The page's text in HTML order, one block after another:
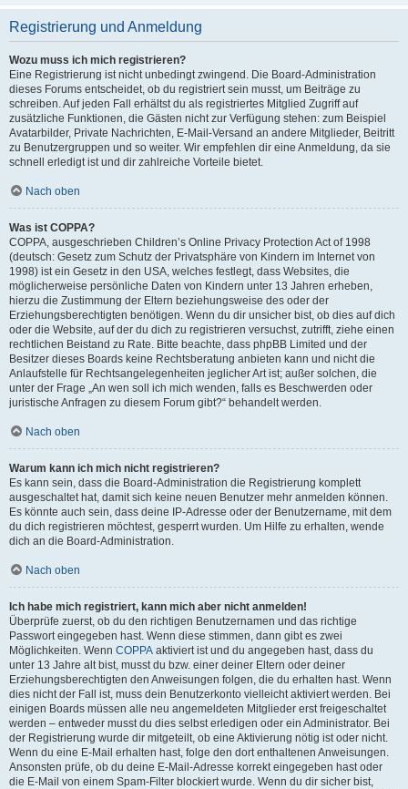
Registrierung und Anmeldung
Wozu muss ich mich registrieren?
Eine Registrierung ist nicht unbedingt zwingend. Die Board-Administration
dieses Forums entscheidet, ob du registriert sein musst, um Beiträge zu
schreiben. Auf jeden Fall erhältst du als registriertes Mitglied Zugriff auf
zusätzliche Funktionen, die Gästen nicht zur Verfügung stehen: zum Beispiel
Avatarbilder, Private Nachrichten, E-Mail-Versand an andere Mitglieder, Beitritt
zu Benutzergruppen und so weiter. Wir empfehlen dir eine Anmeldung, da sie
schnell erledigt ist und dir zahlreiche Vorteile bietet.
Nach oben
Was ist COPPA?
COPPA, ausgeschrieben Children’s Online Privacy Protection Act of 1998
(deutsch: Gesetz zum Schutz der Privatsphäre von Kindern im Internet von
1998) ist ein Gesetz in den USA, welches festlegt, dass Websites, die
möglicherweise persönliche Daten von Kindern unter 13 Jahren erheben,
hierzu die Zustimmung der Eltern beziehungsweise des oder der
Erziehungsberechtigten benötigen. Wenn du dir unsicher bist, ob dies auf dich
oder die Website, auf der du dich zu registrieren versuchst, zutrifft, ziehe einen
rechtlichen Beistand zu Rate. Bitte beachte, dass phpBB Limited und der
Besitzer dieses Boards keine Rechtsberatung anbieten kann und nicht die
Anlaufstelle für Rechtsangelegenheiten jeglicher Art ist; außer solchen, die
unter der Frage „An wen soll ich mich wenden, falls es Beschwerden oder
juristische Anfragen zu diesem Forum gibt?“ behandelt werden.
Nach oben
Warum kann ich mich nicht registrieren?
Es kann sein, dass die Board-Administration die Registrierung komplett
ausgeschaltet hat, damit sich keine neuen Benutzer mehr anmelden können.
Es könnte auch sein, dass deine IP-Adresse oder der Benutzername, mit dem
du dich registrieren möchtest, gesperrt wurden. Um Hilfe zu erhalten, wende
dich an die Board-Administration.
Nach oben
Ich habe mich registriert, kann mich aber nicht anmelden!
Überprüfe zuerst, ob du den richtigen Benutzernamen und das richtige
Passwort eingegeben hast. Wenn diese stimmen, dann gibt es zwei
Möglichkeiten. Wenn COPPA aktiviert ist und du angegeben hast, dass du
unter 13 Jahre alt bist, musst du bzw. einer deiner Eltern oder deiner
Erziehungsberechtigten den Anweisungen folgen, die du erhalten hast. Wenn
dies nicht der Fall ist, muss dein Benutzerkonto vielleicht aktiviert werden. Bei
einigen Boards müssen alle neu angemeldeten Mitglieder erst freigeschaltet
werden – entweder musst du dies selbst erledigen oder ein Administrator. Bei
der Registrierung wurde dir mitgeteilt, ob eine Aktivierung nötig ist oder nicht.
Wenn du eine E-Mail erhalten hast, folge den dort enthaltenen Anweisungen.
Ansonsten prüfe, ob du deine E-Mail-Adresse korrekt eingegeben hast oder
die E-Mail von einem Spam-Filter blockiert wurde. Wenn du dir sicher bist,